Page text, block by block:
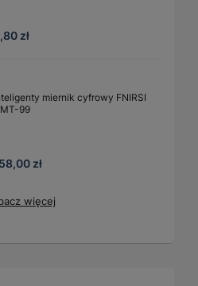
zł
miernik cyfrowy FNIRSI
99
zł
więcej